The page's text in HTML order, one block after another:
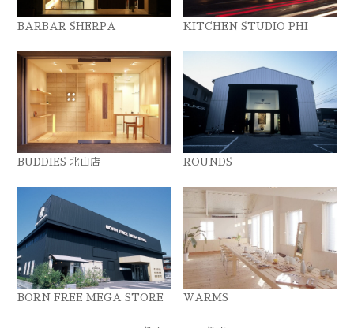
BARBAR SHERPA KITCHEN STUDIO PHI
BUDDIES 北山店 ROUNDS
BORN FREE MEGA STORE WARMS